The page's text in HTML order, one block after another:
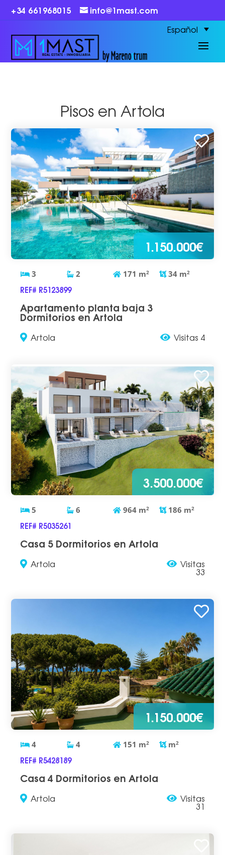
+34 661968015 info@1mast.com
Español
Pisos en Artola
1.150.000€
3 2 171 m2 34 m2
REF# R5123899
Apartamento planta baja 3
Dormitorios en Artola
Artola Visitas 4
3.500.000€
5 6 964 m2 186 m2
REF# R5035261
Casa 5 Dormitorios en Artola
Artola Visitas
33
1.150.000€
4 4 151 m2 m2
REF# R5428189
Casa 4 Dormitorios en Artola
Artola Visitas
31